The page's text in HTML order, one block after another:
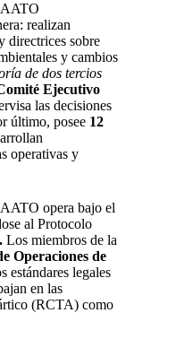
realizan
directrices sobre
y cambios
de dos tercios
Ejecutivo
las decisiones
último, posee 12
operativas y
opera bajo el
al Protocolo
. Los miembros de la
Operaciones de
estándares legales
en las
(RCTA) como